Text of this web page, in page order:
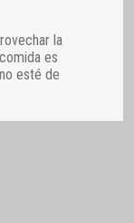
la
es
esté de